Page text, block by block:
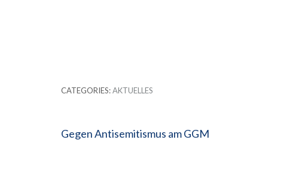
CATEGORIES:AKTUELLES
Beitragsnavigation
Gegen Antisemitismus am GGM